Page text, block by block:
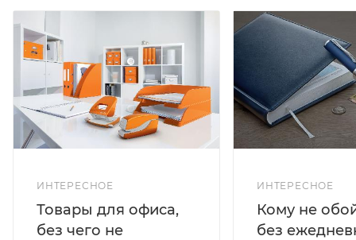
ИНТЕРЕСНОЕ
Товары для офиса,
без чего не
ИНТЕРЕСНОЕ
Кому не
без